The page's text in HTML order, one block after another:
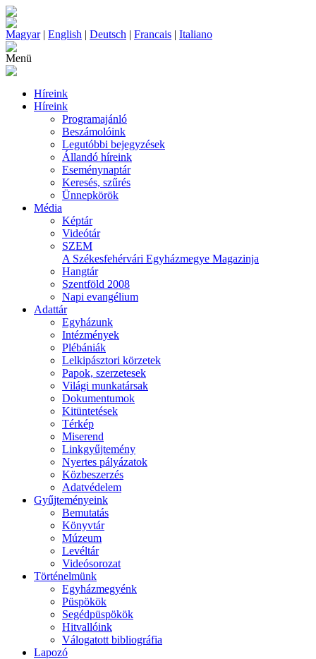
Magyar| English | Deutsch | Francais | Italiano
Menü
Híreink
Híreink
Programajánló
Beszámolóink
Legutóbbi bejegyzések
Állandó híreink
Eseménynaptár
Keresés, szűrés
Ünnepkörök
Média
Képtár
Videótár
SZEM
A Székesfehérvári Egyházmegye Magazinja
Hangtár
Szentföld 2008
Napi evangélium
Adattár
Egyházunk
Intézmények
Plébániák
Lelkipásztori körzetek
Papok, szerzetesek
Világi munkatársak
Dokumentumok
Kitüntetések
Térkép
Miserend
Linkgyűjtemény
Nyertes pályázatok
Közbeszerzés
Adatvédelem
Gyűjteményeink
Bemutatás
Könyvtár
Múzeum
Levéltár
Videósorozat
Történelmünk
Egyházmegyénk
Püspökök
Segédpüspökök
Hitvallóink
Válogatott bibliográfia
Lapozó